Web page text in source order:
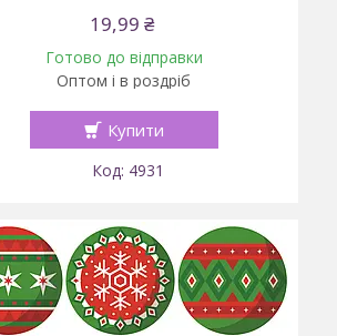
19,99 ₴
Готово до відправки
Оптом і в роздріб
Купити
4931